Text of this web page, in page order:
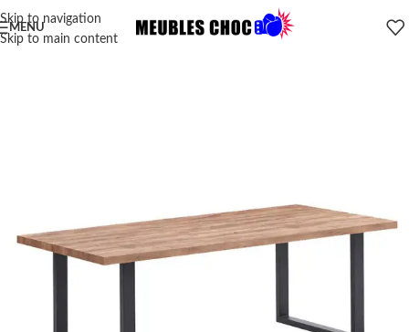
Skip to navigation
Skip to main content
MENU